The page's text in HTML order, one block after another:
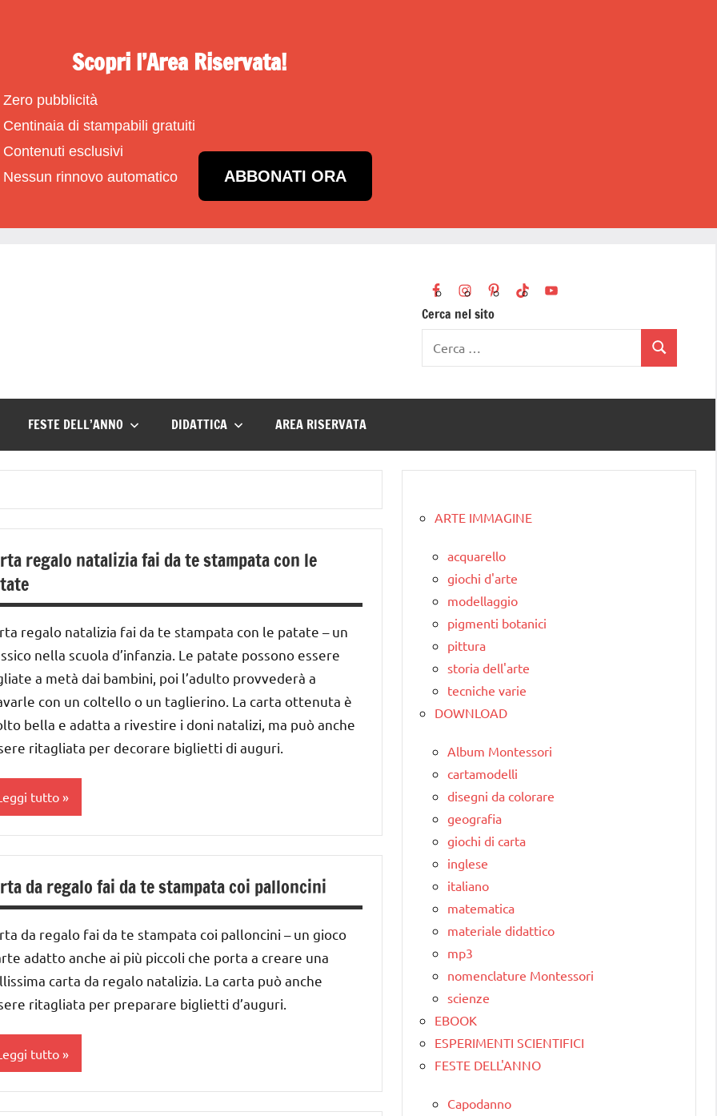
Scopri l’Area Riservata!
Zero pubblicità
Centinaia di stampabili gratuiti
Contenuti esclusivi
Nessun rinnovo automatico
ABBONATI ORA
Cerca nel sito
per:
Cerca
FESTE DELL’ANNO DIDATTICA AREA RISERVATA
regalo natalizia fai da te stampata con le
regalo natalizia fai da te stampata con le patate – un
nella scuola d’infanzia. Le patate possono essere
a metà dai bambini, poi l’adulto provvederà a
con un coltello o un taglierino. La carta ottenuta è
bella e adatta a rivestire i doni natalizi, ma può anche
ritagliata per decorare biglietti di auguri.
tutto
da regalo fai da te stampata coi palloncini
da regalo fai da te stampata coi palloncini – un gioco
adatto anche ai più piccoli che porta a creare una
carta da regalo natalizia. La carta può anche
ritagliata per preparare biglietti d’auguri.
tutto
ARTE IMMAGINE
acquarello
giochi d'arte
modellaggio
pigmenti botanici
pittura
storia dell'arte
tecniche varie
DOWNLOAD
Album Montessori
cartamodelli
disegni da colorare
geografia
giochi di carta
inglese
italiano
matematica
materiale didattico
mp3
nomenclature Montessori
scienze
EBOOK
ESPERIMENTI SCIENTIFICI
FESTE DELL'ANNO
Capodanno